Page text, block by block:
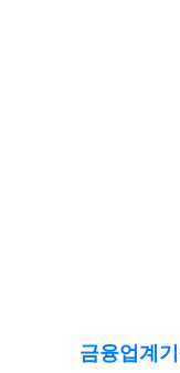
금융업계